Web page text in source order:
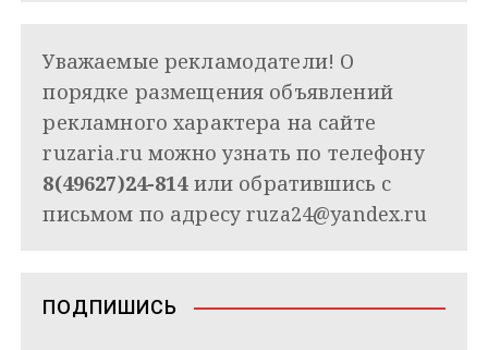
Уважаемые рекламодатели! О
порядке размещения объявлений
рекламного характера на сайте
ruzaria.ru можно узнать по телефону
8(49627)24-814или обратившись с
письмом по адресуruza24@yandex.ru
ПОДПИШИСЬ